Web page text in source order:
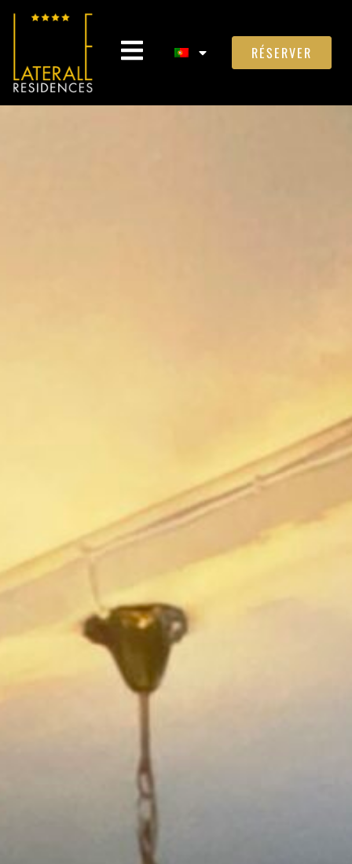
RÉSERVER